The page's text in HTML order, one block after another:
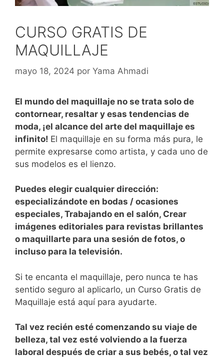
CURSO GRATIS DE
MAQUILLAJE
mayo 18, 2024 por Yama Ahmadi
El mundo del maquillaje no se trata solo de
contornear, resaltar y esas tendencias de
moda, ¡el alcance del arte del maquillaje es
infinito! El maquillaje en su forma más pura, le
permite expresarse como artista, y cada uno de
sus modelos es el lienzo.
Puedes elegir cualquier dirección:
especializándote en bodas / ocasiones
especiales, Trabajando en el salón, Crear
imágenes editoriales para revistas brillantes
o maquillarte para una sesión de fotos, o
incluso para la televisión.
Si te encanta el maquillaje, pero nunca te has
sentido seguro al aplicarlo, un Curso Gratis de
Maquillaje está aquí para ayudarte.
Tal vez recién esté comenzando su viaje de
belleza, tal vez esté volviendo a la fuerza
laboral después de criar a sus bebés, o tal vez